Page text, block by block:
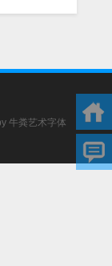
牛粪艺术字体